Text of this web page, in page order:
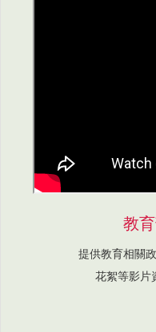
教
提供教育相關
花絮等影片